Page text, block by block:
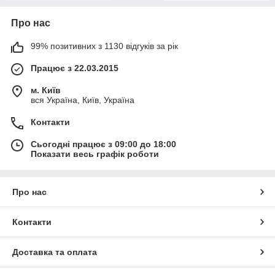
Про нас
99% позитивних з 1130 відгуків за рік
Працює з 22.03.2015
м. Київ
вся Україна, Київ, Україна
Контакти
Сьогодні працює з 09:00 до 18:00
Показати весь графік роботи
Про нас
Контакти
Доставка та оплата